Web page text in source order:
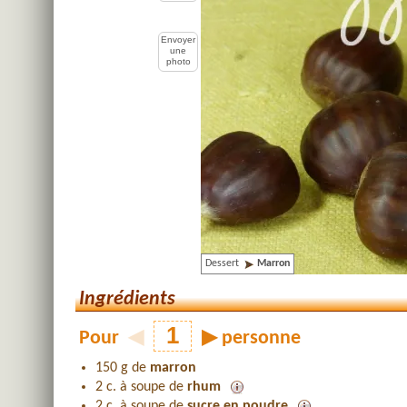
Envoyer
une
photo
Dessert Marron
Ingrédients
Pour ◀ ▶ personne
150 g de marron
2 c. à soupe de rhum